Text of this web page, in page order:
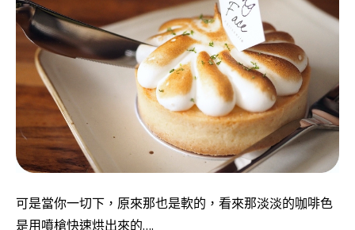
可是當你一切下，原來那也是軟的，看來那淡淡的咖啡色
是用噴槍快速烘出來的….